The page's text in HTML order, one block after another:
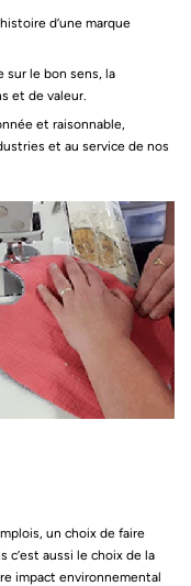
d’une marque
sur le bon sens, la
et de valeur.
et raisonnable,
et au service de nos
un choix de faire
c’est aussi le choix de la
impact environnemental